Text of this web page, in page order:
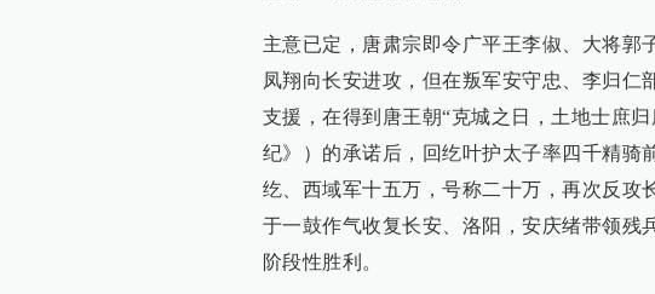
主意已定，唐肃宗即令广平王李俶、大将郭
凤翔向长安进攻，但在叛军安守忠、李归
支援，在得到唐王朝“克城之日，土地士庶
纪》）的承诺后，回纥叶护太子率四千精骑
纥、西域军十五万，号称二十万，再次反攻
于一鼓作气收复长安、洛阳，安庆绪带领残
阶段性胜利。